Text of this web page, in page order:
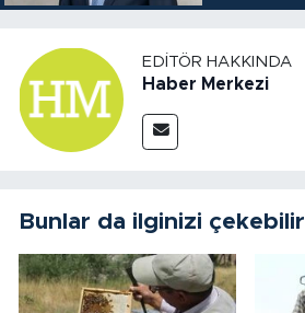
EDITÖR HAKKINDA
Haber Merkezi
Bunlar da ilginizi çekebilir